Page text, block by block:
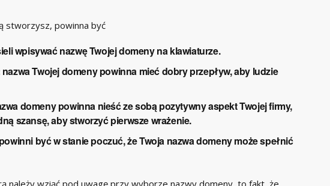
stworzysz, powinna być
wpisywać nazwę Twojej domeny na klawiaturze.
nazwa Twojej domeny powinna mieć dobry przepływ, aby ludzie
domeny powinna nieść ze sobą pozytywny aspekt Twojej firmy,
szansę, aby stworzyć pierwsze wrażenie.
być w stanie poczuć, że Twoja nazwa domeny może spełnić
należy wziąć pod uwagę przy wyborze nazwy domeny, to fakt, że